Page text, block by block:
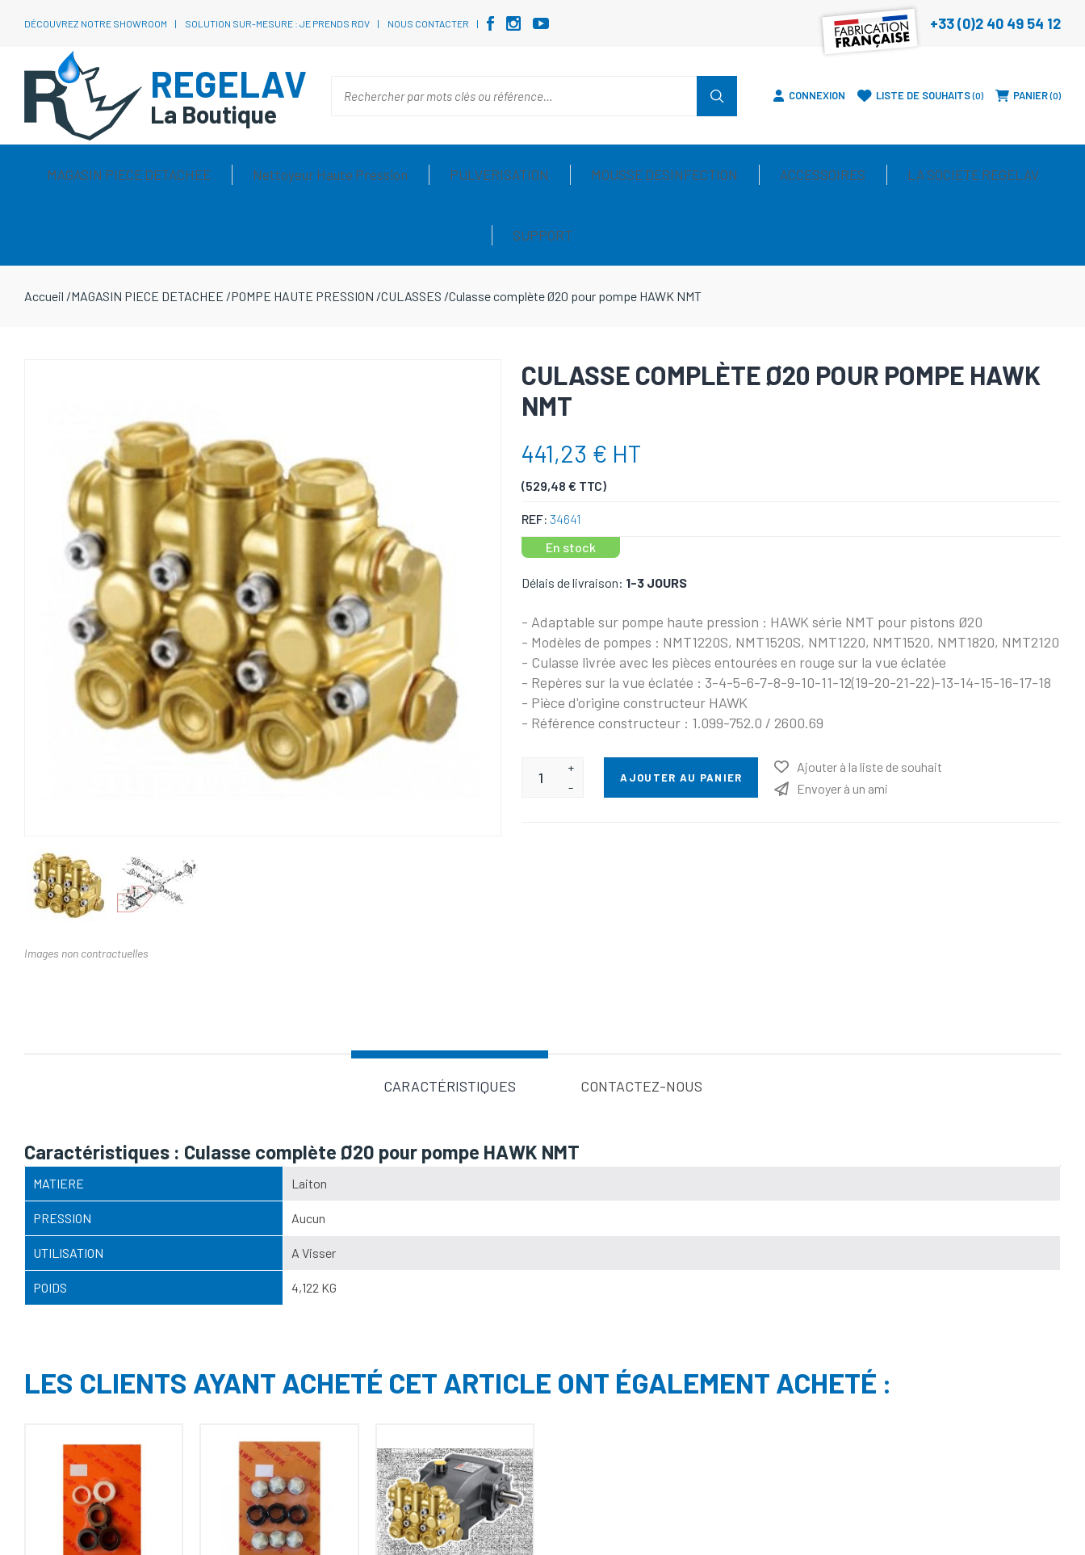
DÉCOUVREZ NOTRE SHOWROOM SOLUTION SUR-MESURE : JE PRENDS RDV NOUS CONTACTER +33 (0)2 40 49 54 12
REGELAV
La Boutique
CONNEXION LISTE DE SOUHAITS 0 PANIER 0
MAGASIN PIECE DETACHEE Nettoyeur Haute Pression PULVERISATION MOUSSE DESINFECTION ACCESSOIRES LA SOCIETE REGELAV
SUPPORT
Accueil /MAGASIN PIECE DETACHEE /POMPE HAUTE PRESSION /CULASSES /Culasse complète Ø20 pour pompe HAWK NMT
Images non contractuelles
CULASSE COMPLÈTE Ø20 POUR POMPE HAWK
NMT
441,23 € HT
(529,48 € TTC)
REF: 34641
En stock
Délais de livraison: 1-3 JOURS
- Adaptable sur pompe haute pression : HAWK série NMT pour pistons Ø20
- Modèles de pompes : NMT1220S, NMT1520S, NMT1220, NMT1520, NMT1820, NMT2120
- Culasse livrée avec les pièces entourées en rouge sur la vue éclatée
- Repères sur la vue éclatée : 3-4-5-6-7-8-9-10-11-12(19-20-21-22)-13-14-15-16-17-18
- Pièce d'origine constructeur HAWK
- Référence constructeur : 1.099-752.0 / 2600.69
+
-
AJOUTER AU PANIER
Ajouter à la liste de souhait
Envoyer à un ami
CARACTÉRISTIQUES CONTACTEZ-NOUS
Caractéristiques : Culasse complète Ø20 pour pompe HAWK NMT
MATIERE Laiton
PRESSION Aucun
UTILISATION A Visser
POIDS 4,122 KG
LES CLIENTS AYANT ACHETÉ CET ARTICLE ONT ÉGALEMENT ACHETÉ :